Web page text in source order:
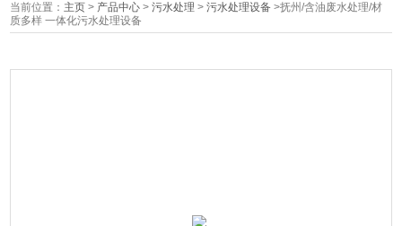
当前位置： 主页 > 产品中心 >污水处理 >污水处理设备 >抚州/含油废水处理/材
质多样 一体化污水处理设备